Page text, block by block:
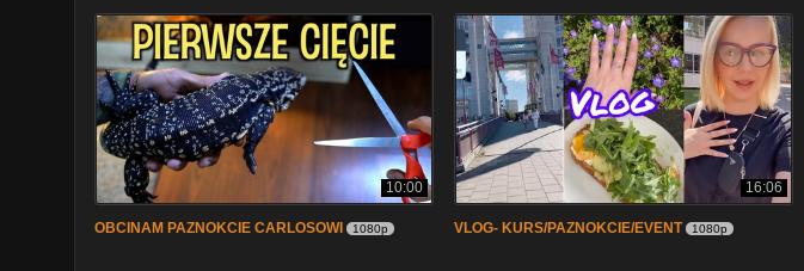
10:00
OBCINAM PAZNOKCIE CARLOSOWI 1080p
16:06
VLOG- KURS/PAZNOKCIE/EVENT 1080p